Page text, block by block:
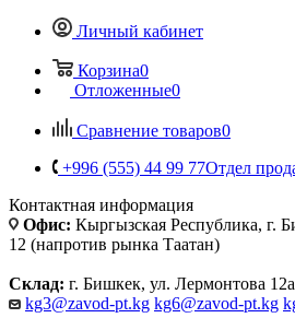
Личный кабинет
Корзина0
Отложенные0
Сравнение товаров0
+996 (555) 44 99 77Отдел
Контактная информация
Офис: Кыргызская Республика, г.
12 (напротив рынка Таатан)
Склад: г. Бишкек, ул. Лермонтова 12а
kg3@zavod-pt.kg kg6@zavod-pt.kg